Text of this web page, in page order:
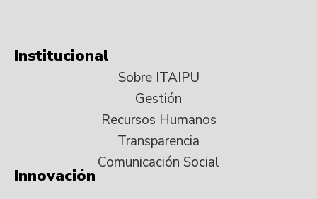
Institucional
Sobre ITAIPU
Gestión
Recursos Humanos
Transparencia
Comunicación Social
Innovación